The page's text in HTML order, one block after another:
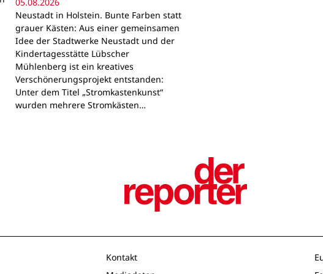
Neustadt in Holstein. Bunte Farben statt
grauer Kästen: Aus einer gemeinsamen
Idee der Stadtwerke Neustadt und der
Kindertagesstätte Lübscher
Mühlenberg ist ein kreatives
Verschönerungsprojekt entstanden:
Unter dem Titel „Stromkastenkunst“
wurden mehrere Stromkästen…
Kontakt